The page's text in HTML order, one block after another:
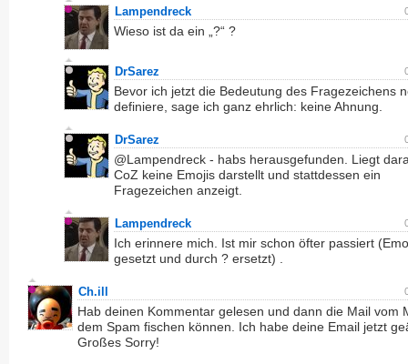
Lampendreck
Wieso ist da ein „?“ ?
DrSarez
Bevor ich jetzt die Bedeutung des Fragezeichens
definiere, sage ich ganz ehrlich: keine Ahnung.
DrSarez
@Lampendreck - habs herausgefunden. Liegt
CoZ keine Emojis darstellt und stattdessen ein
Fragezeichen anzeigt.
Lampendreck
Ich erinnere mich. Ist mir schon öfter passiert
gesetzt und durch ? ersetzt) .
Ch.ill
Hab deinen Kommentar gelesen und dann die Mail vom
dem Spam fischen können. Ich habe deine Email jetzt
Großes Sorry!